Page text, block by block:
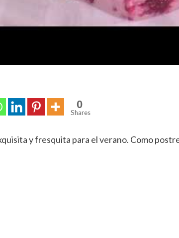
0
Shares
y fresquita para el verano. Como